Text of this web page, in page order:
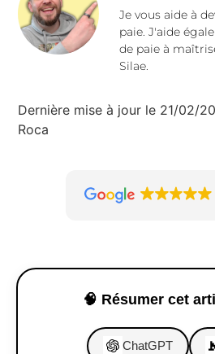
Je vous aide à
paie. J'aide
de paie à
Silae.
Dernière mise à jour le 21/02/
Roca
🧠 Résumer cet
ChatGPT